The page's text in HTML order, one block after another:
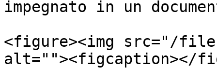
impegnato in un
<figure><img src="/files/
alt=""><figcaption></